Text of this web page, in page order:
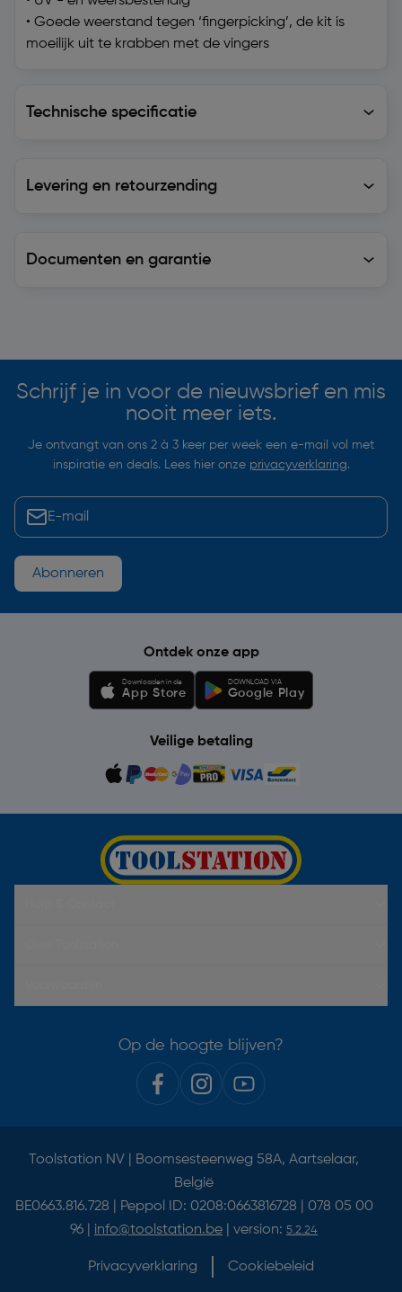
• Goede weerstand tegen ‘fingerpicking’, de kit is
moeilijk uit te krabben met de vingers
Technische specificatie
Levering en retourzending
Documenten en garantie
Schrijf je in voor de nieuwsbrief en mis
nooit meer iets.
Je ontvangt van ons 2 à 3 keer per week een e-mail vol met
inspiratie en deals. Lees hier onze privacyverklaring.
Abonneren
Ontdek onze app
Downloaden in de
App Store
DOWNLOAD VIA
Google Play
Veilige betaling
Op de hoogte blijven?
Toolstation NV | Boomsesteenweg 58A, Aartselaar,
België
BE0663.816.728 | Peppol ID: 0208:0663816728 | 078 05 00
96 | info@toolstation.be | version: 5.2.24
Privacyverklaring Cookiebeleid